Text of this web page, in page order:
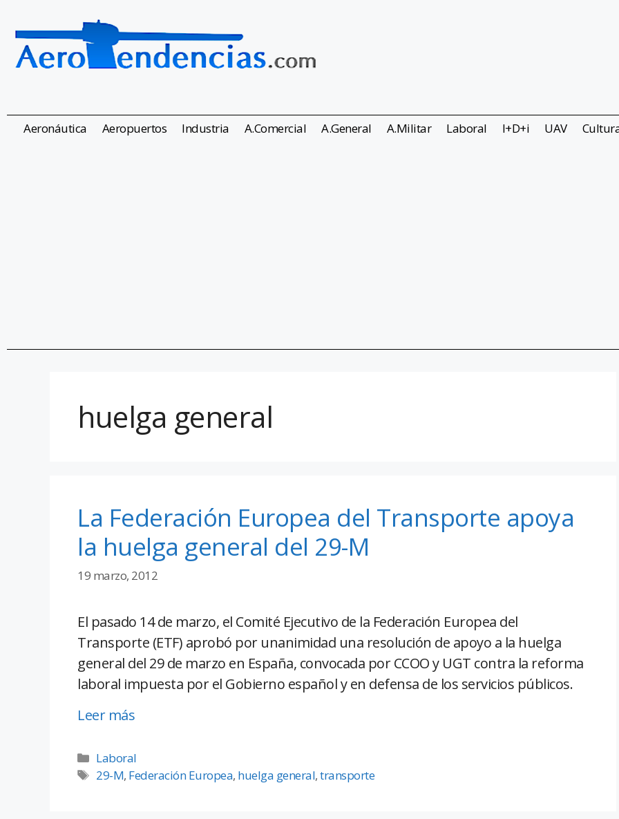
Aeronáutica Aeropuertos Industria A.Comercial A.General A.Militar Laboral I+D+i UAV
huelga general
La Federación Europea del Transporte apoya
la huelga general del 29-M
19 marzo, 2012
El pasado 14 de marzo, el Comité Ejecutivo de la Federación Europea del
Transporte (ETF) aprobó por unanimidad una resolución de apoyo a la huelga
general del 29 de marzo en España, convocada por CCOO y UGT contra la reforma
laboral impuesta por el Gobierno español y en defensa de los servicios públicos.
Leer más
Laboral
29-M, Federación Europea, huelga general,transporte